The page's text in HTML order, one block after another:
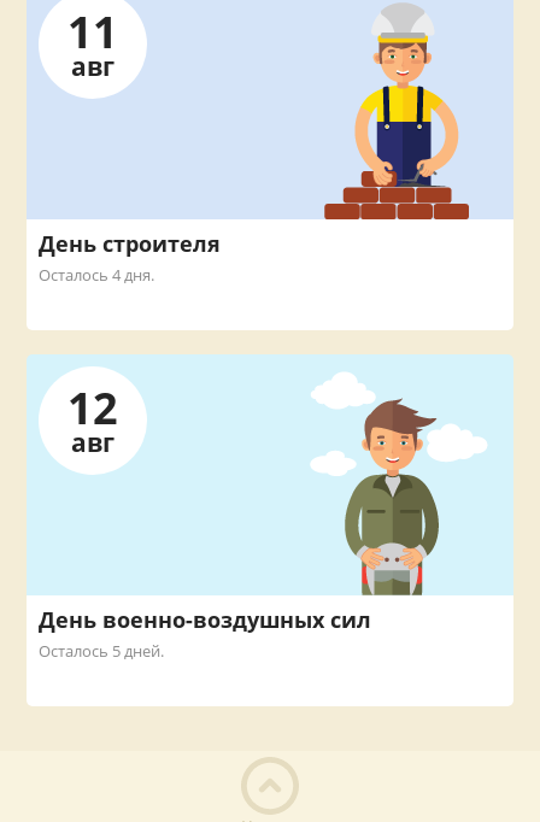
11
авг
День строителя
Осталось 4 дня.
12
авг
День военно-воздушных сил
Осталось 5 дней.